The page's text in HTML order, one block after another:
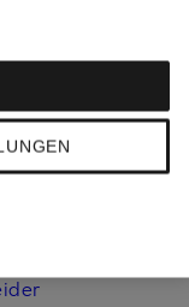
für Damen
für Herren
für Herren